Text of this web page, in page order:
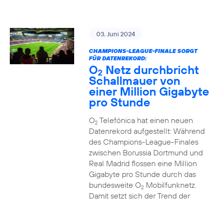
03. Juni 2024
CHAMPIONS-LEAGUE-FINALE SORGT
FÜR DATENREKORD:
O2 Netz durchbricht
Schallmauer von
einer Million Gigabyte
pro Stunde
O2Telefónica hat einen neuen
Datenrekord aufgestellt: Während
des Champions-League-Finales
zwischen Borussia Dortmund und
Real Madrid flossen eine Million
Gigabyte pro Stunde durch das
bundesweite O2Mobilfunknetz.
Damit setzt sich der Trend der